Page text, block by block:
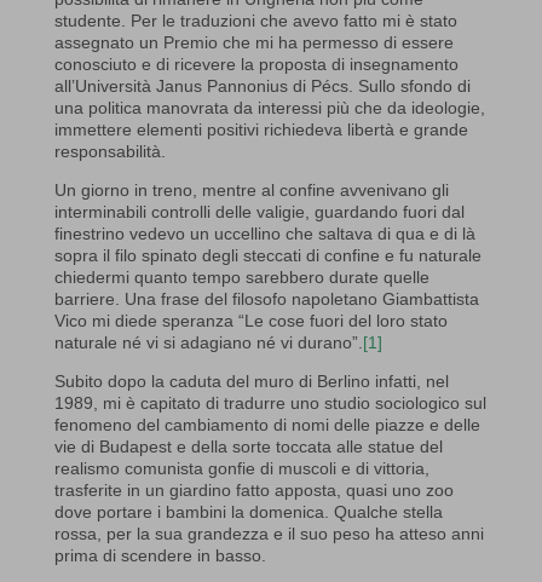
studente. Per le traduzioni che avevo fatto mi è stato
assegnato un Premio che mi ha permesso di essere
conosciuto e di ricevere la proposta di insegnamento
all’Università Janus Pannonius di Pécs. Sullo sfondo di
una politica manovrata da interessi più che da ideologie,
immettere elementi positivi richiedeva libertà e grande
responsabilità.
Un giorno in treno, mentre al confine avvenivano gli
interminabili controlli delle valigie, guardando fuori dal
finestrino vedevo un uccellino che saltava di qua e di là
sopra il filo spinato degli steccati di confine e fu naturale
chiedermi quanto tempo sarebbero durate quelle
barriere. Una frase del filosofo napoletano Giambattista
Vico mi diede speranza “Le cose fuori del loro stato
naturale né vi si adagiano né vi durano”. [1]
Subito dopo la caduta del muro di Berlino infatti, nel
1989, mi è capitato di tradurre uno studio sociologico sul
fenomeno del cambiamento di nomi delle piazze e delle
vie di Budapest e della sorte toccata alle statue del
realismo comunista gonfie di muscoli e di vittoria,
trasferite in un giardino fatto apposta, quasi uno zoo
dove portare i bambini la domenica. Qualche stella
rossa, per la sua grandezza e il suo peso ha atteso anni
prima di scendere in basso.